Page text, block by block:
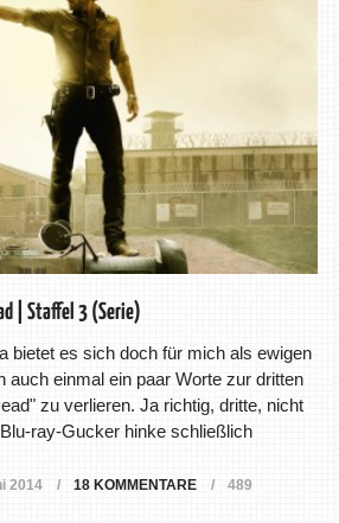
| Staffel 3 (Serie)
bietet es sich doch für mich als ewigen
auch einmal ein paar Worte zur dritten
zu verlieren. Ja richtig, dritte, nicht
ray-Gucker hinke schließlich
2014 18 KOMMENTARE
489